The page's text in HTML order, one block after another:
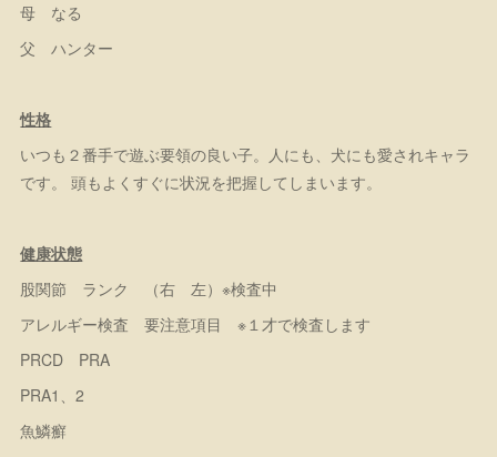
母 なる
父 ハンター
性格
いつも２番手で遊ぶ要領の良い子。人にも、犬にも愛されキャラ
です。 頭もよくすぐに状況を把握してしまいます。
健康状態
股関節 ランク （右 左）※検査中
アレルギー検査 要注意項目 ※１才で検査します
PRCD PRA
PRA1、2
魚鱗癬